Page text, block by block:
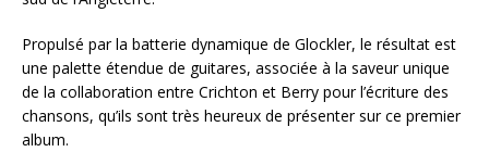
Propulsé par la batterie dynamique de Glockler, le résultat est
une palette étendue de guitares, associée à la saveur unique
de la collaboration entre Crichton et Berry pour l’écriture des
chansons, qu’ils sont très heureux de présenter sur ce premier
album.